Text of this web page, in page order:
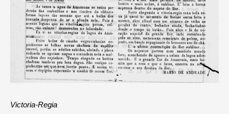
Victoria-Regia